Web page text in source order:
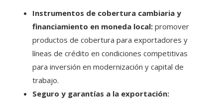
Instrumentos de cobertura cambiaria y
financiamiento en moneda local: promover
productos de cobertura para exportadores y
líneas de crédito en condiciones competitivas
para inversión en modernización y capital de
trabajo.
Seguro y garantías a la exportación: